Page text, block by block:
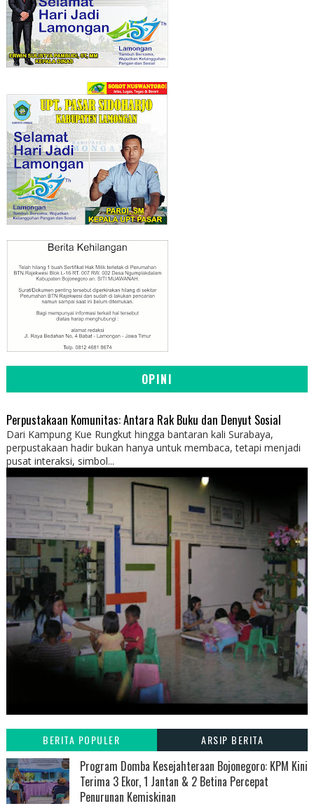
OPINI
Perpustakaan Komunitas: Antara Rak Buku dan Denyut Sosial
Dari Kampung Kue Rungkut hingga bantaran kali Surabaya,
perpustakaan hadir bukan hanya untuk membaca, tetapi menjadi
pusat interaksi, simbol...
BERITA POPULER ARSIP BERITA
Program Domba Kesejahteraan Bojonegoro: KPM Kini
Terima 3 Ekor, 1 Jantan & 2 Betina Percepat
Penurunan Kemiskinan